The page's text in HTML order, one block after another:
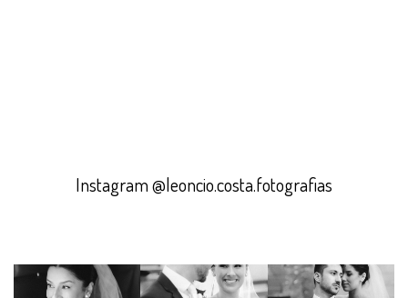
Instagram @leoncio.costa.fotografias